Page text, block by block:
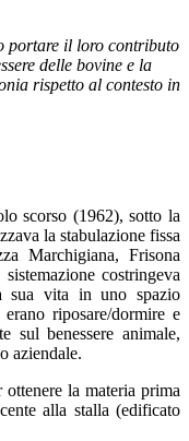
portare il loro contributo
delle bovine e la
rispetto al contesto in
scorso (1962), sotto la
la stabulazione fissa
Marchigiana, Frisona
costringeva
sua vita in uno spazio
riposare/dormire e
sul benessere animale,
aziendale.
la materia prima
alla stalla (edificato